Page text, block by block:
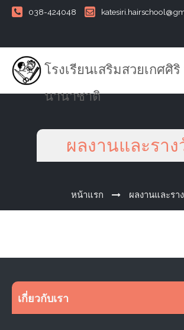
038-424048
โรงเรียนเสริมสวยเกศศิ
นานาชาติ
ผลงานและราง
หน้าแรก ผลงานและรา
เกี่ยวกับเรา